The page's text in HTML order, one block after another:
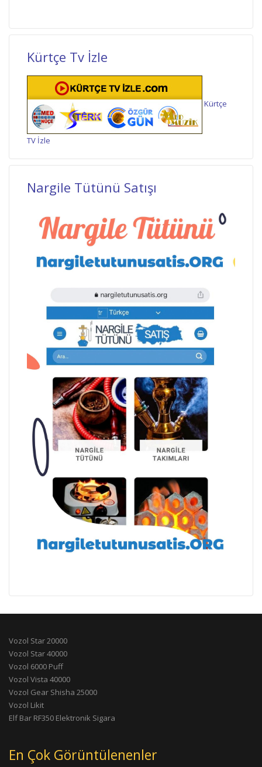
Kürtçe Tv İzle
Kürtçe
TV İzle
Nargile Tütünü Satışı
Vozol Star 20000
Vozol Star 40000
Vozol 6000 Puff
Vozol Vista 40000
Vozol Gear Shisha 25000
Vozol Likit
Elf Bar RF350 Elektronik Sigara
En Çok Görüntülenenler